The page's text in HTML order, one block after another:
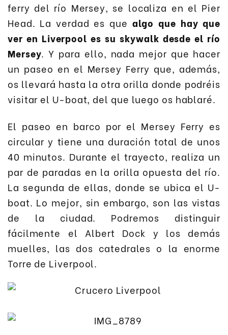
ferry del río Mersey, se localiza en el Pier
Head. La verdad es que algo que hay que
ver en Liverpool es su skywalk desde el río
Mersey. Y para ello, nada mejor que hacer
un paseo en el Mersey Ferry que, además,
os llevará hasta la otra orilla donde podréis
visitar el U-boat, del que luego os hablaré.
El paseo en barco por el Mersey Ferry es
circular y tiene una duración total de unos
40 minutos. Durante el trayecto, realiza un
par de paradas en la orilla opuesta del río.
La segunda de ellas, donde se ubica el U-
boat. Lo mejor, sin embargo, son las vistas
de la ciudad. Podremos distinguir
fácilmente el Albert Dock y los demás
muelles, las dos catedrales o la enorme
Torre de Liverpool.